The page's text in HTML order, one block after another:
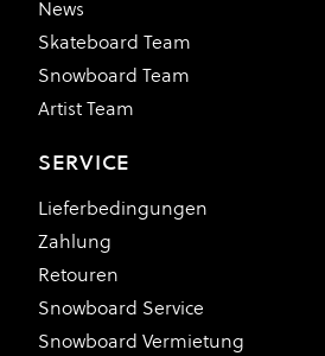
News
Skateboard Team
Snowboard Team
Artist Team
SERVICE
Lieferbedingungen
Zahlung
Retouren
Snowboard Service
Snowboard Vermietung